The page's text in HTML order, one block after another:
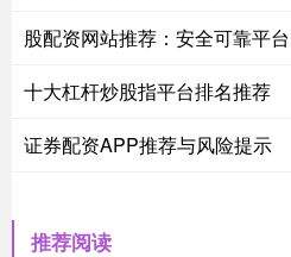
股配资网站推荐：安全可靠平台
十大杠杆炒股指平台排名推荐
证券配资APP推荐与风险提示
推荐阅读